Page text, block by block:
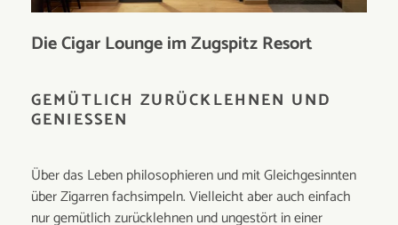
Die Cigar Lounge im Zugspitz Resort
GEMÜTLICH ZURÜCKLEHNEN UND
GENIESSEN
Über das Leben philosophieren und mit Gleichgesinnten
über Zigarren fachsimpeln. Vielleicht aber auch einfach
nur gemütlich zurücklehnen und ungestört in einer